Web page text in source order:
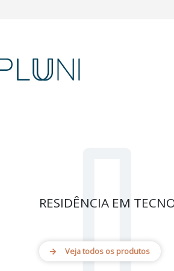
RESIDÊNCIA EM
Veja todos os produtos